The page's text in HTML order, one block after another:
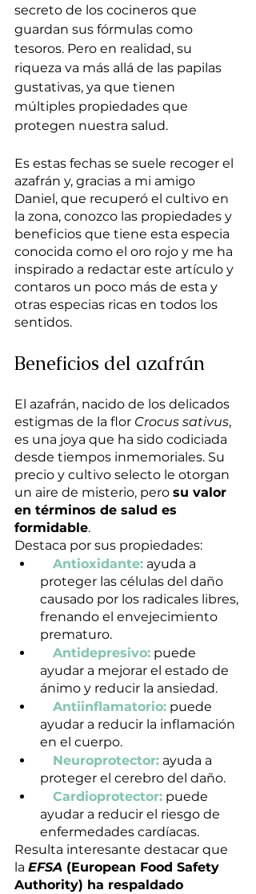
secreto de los cocineros que
guardan sus fórmulas como
tesoros. Pero en realidad, su
riqueza va más allá de las papilas
gustativas, ya que tienen
múltiples propiedades que
protegen nuestra salud.
Es estas fechas se suele recoger el
azafrán y, gracias a mi amigo
Daniel, que recuperó el cultivo en
la zona, conozco las propiedades y
beneficios que tiene esta especia
conocida como el oro rojo y me ha
inspirado a redactar este artículo y
contaros un poco más de esta y
otras especias ricas en todos los
sentidos.
Beneficios del azafrán
El azafrán, nacido de los delicados
estigmas de la flor Crocus sativus,
es una joya que ha sido codiciada
desde tiempos inmemoriales. Su
precio y cultivo selecto le otorgan
un aire de misterio, pero su valor
en términos de salud es
formidable.
Destaca por sus propiedades:
Antioxidante: ayuda a
proteger las células del daño
causado por los radicales libres,
frenando el envejecimiento
prematuro.
Antidepresivo: puede
ayudar a mejorar el estado de
ánimo y reducir la ansiedad.
Antiinflamatorio: puede
ayudar a reducir la inflamación
en el cuerpo.
Neuroprotector: ayuda a
proteger el cerebro del daño.
Cardioprotector: puede
ayudar a reducir el riesgo de
enfermedades cardíacas.
Resulta interesante destacar que
la EFSA (European Food Safety
Authority) ha respaldado